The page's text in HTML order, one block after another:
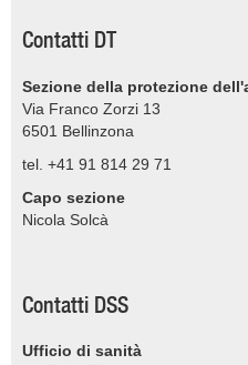
Contatti DT
Sezione della protezione
Via Franco Zorzi 13
6501 Bellinzona
tel. +41 91 814 29 71
Capo sezione
Nicola Solcà
Contatti DSS
Ufficio di sanità